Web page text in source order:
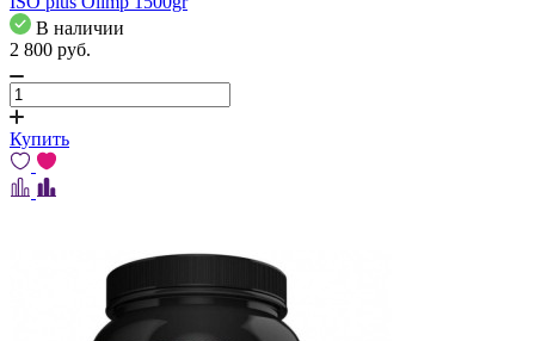
В наличии
2 800 pуб.
Купить